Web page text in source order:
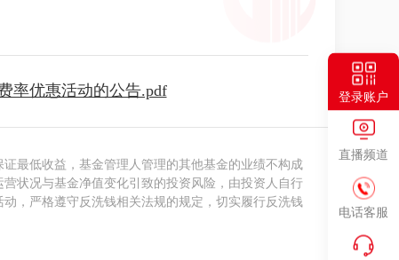
登录账户
直播频道
电话客服
率优惠活动的公告.pdf
最低收益，基金管理人管理的其他基金的业绩不构成
状况与基金净值变化引致的投资风险，由投资人自行
，严格遵守反洗钱相关法规的规定，切实履行反洗钱